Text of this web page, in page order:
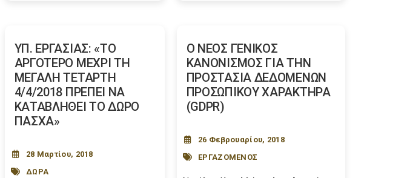
ΥΠ. ΕΡΓΑΣΙΑΣ: «ΤΟ
ΑΡΓΟΤΕΡΟ ΜΕΧΡΙ ΤΗ
ΜΕΓΑΛΗ ΤΕΤΑΡΤΗ
4/4/2018 ΠΡΕΠΕΙ ΝΑ
ΚΑΤΑΒΛΗΘΕΙ ΤΟ ΔΩΡΟ
ΠΑΣΧΑ»
28 Μαρτίου, 2018
ΔΩΡΑ
Ο ΝΕΟΣ ΓΕΝΙΚΟΣ
ΚΑΝΟΝΙΣΜΟΣ ΓΙΑ ΤΗΝ
ΠΡΟΣΤΑΣΙΑ ΔΕΔΟΜΕΝΩΝ
ΠΡΟΣΩΠΙΚΟΥ ΧΑΡΑΚΤΗΡΑ
(GDPR)
26 Φεβρουαρίου, 2018
ΕΡΓΑΖΟΜΕΝΟΣ